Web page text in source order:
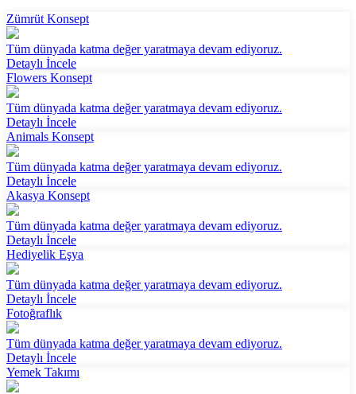
Zümrüt Konsept
Tüm dünyada katma değer yaratmaya devam ediyoruz.
Detaylı İncele
Flowers Konsept
Tüm dünyada katma değer yaratmaya devam ediyoruz.
Detaylı İncele
Animals Konsept
Tüm dünyada katma değer yaratmaya devam ediyoruz.
Detaylı İncele
Akasya Konsept
Tüm dünyada katma değer yaratmaya devam ediyoruz.
Detaylı İncele
Hediyelik Eşya
Tüm dünyada katma değer yaratmaya devam ediyoruz.
Detaylı İncele
Fotoğraflık
Tüm dünyada katma değer yaratmaya devam ediyoruz.
Detaylı İncele
Yemek Takımı